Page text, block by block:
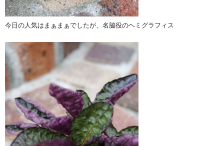
今日の人気はまぁまぁでしたが、名脇役のヘミグラフィス